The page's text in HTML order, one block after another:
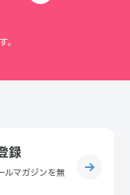
録
ルマガジンを無